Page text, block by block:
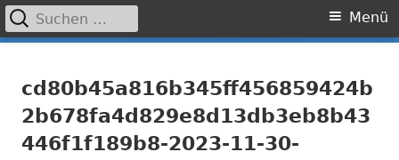
Inhalt
Primäres
Menü
Suchen
nach:
cd80b45a816b345ff456859424b
2b678fa4d829e8d13db3eb8b43
446f1f189b8-2023-11-30-